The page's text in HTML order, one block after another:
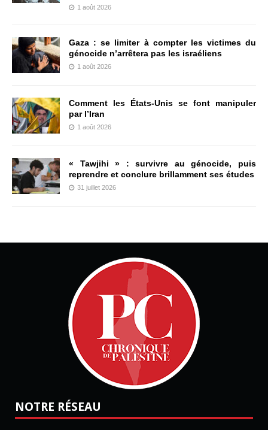
1 août 2026
Gaza : se limiter à compter les victimes du
génocide n’arrêtera pas les israéliens
1 août 2026
Comment les États-Unis se font manipuler
par l’Iran
1 août 2026
« Tawjihi » : survivre au génocide, puis
reprendre et conclure brillamment ses études
31 juillet 2026
NOTRE RÉSEAU